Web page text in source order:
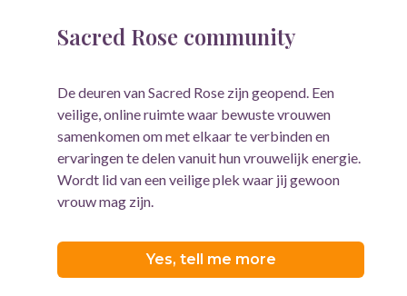
Sacred Rose community
De deuren van Sacred Rose zijn geopend. Een
veilige, online ruimte waar bewuste vrouwen
samenkomen om met elkaar te verbinden en
ervaringen te delen vanuit hun vrouwelijk energie.
Wordt lid van een veilige plek waar jij gewoon
vrouw mag zijn.
Yes, tell me more